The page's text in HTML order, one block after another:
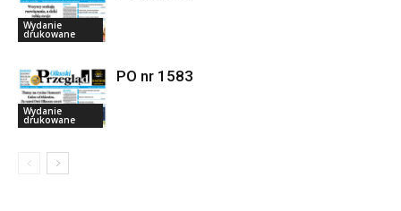
Wydanie
drukowane
Wydanie
drukowane
PO nr 1583